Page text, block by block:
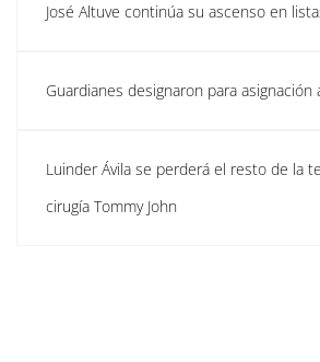
José Altuve continúa su ascenso en
Guardianes designaron para asignación
Luinder Ávila se perderá el resto de la
cirugía Tommy John